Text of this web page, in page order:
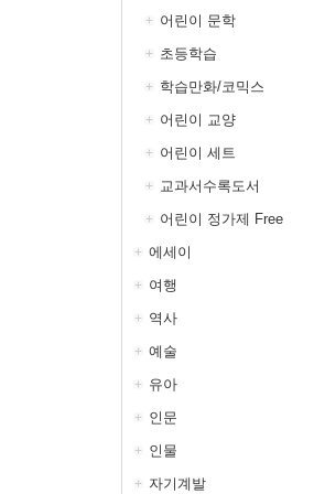
어린이 문학
초등학습
학습만화/코믹스
어린이 교양
어린이 세트
교과서수록도서
어린이 정가제 Free
에세이
여행
역사
예술
유아
인문
인물
자기계발